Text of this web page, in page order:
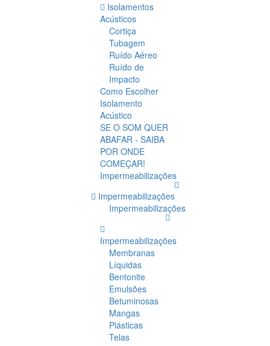
Isolamentos
Acústicos
Cortiça
Tubagem
Ruído Aéreo
Ruído de
Impacto
Como Escolher
Isolamento
Acústico
SE O SOM QUER
ABAFAR - SAIBA
POR ONDE
COMEÇAR!
Impermeabilizações
Impermeabilizações
Impermeabilizações
Impermeabilizações
Membranas
Líquidas
Bentonite
Emulsões
Betuminosas
Mangas
Plásticas
Telas